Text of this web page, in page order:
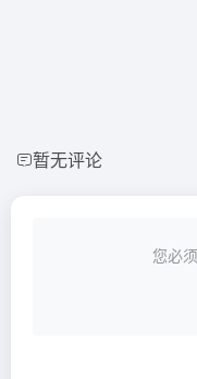
暂无评论
您必